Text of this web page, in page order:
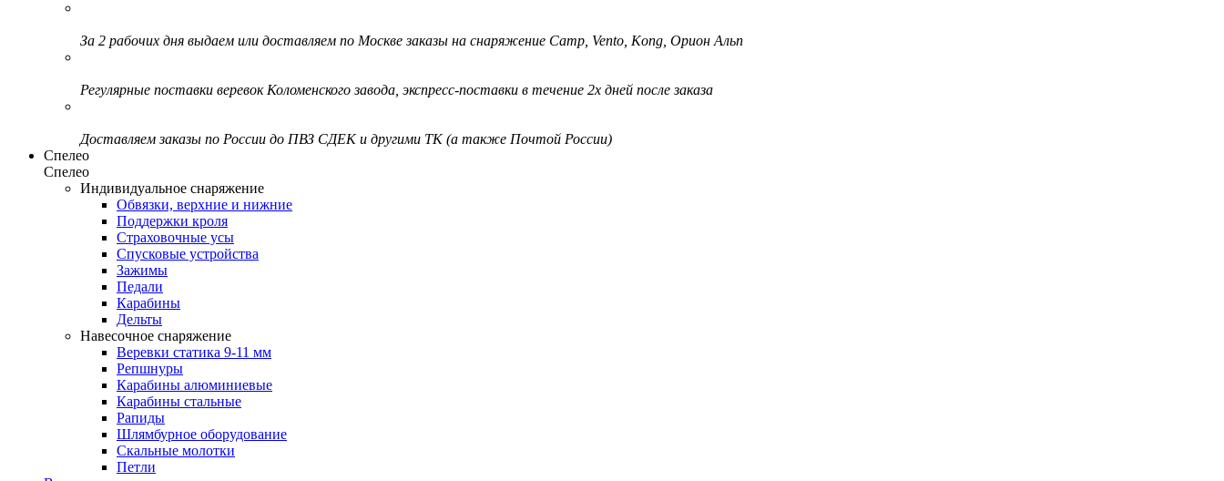
За 2 рабочих дня выдаем или доставляем по Москве заказы на снаряжение Camp, Vento, Kong, Орион Альп
Регулярные поставки веревок Коломенского завода, экспресс-поставки в течение 2х дней после заказа
Доставляем заказы по России до ПВЗ СДЕК и другими ТК (а также Почтой России)
Спелео
Спелео
Индивидуальное снаряжение
Обвязки, верхние и нижние
Поддержки кроля
Страховочные усы
Спусковые устройства
Зажимы
Педали
Карабины
Дельты
Навесочное снаряжение
Веревки статика 9-11 мм
Репшнуры
Карабины алюминиевые
Карабины стальные
Рапиды
Шлямбурное оборудование
Скальные молотки
Петли